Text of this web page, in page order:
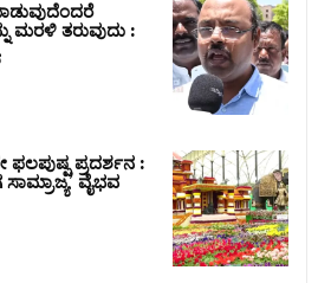
ಮರಳಿ ತರುವುದು :
ಪ್ರದರ್ಶನ :
ವೈಭವ